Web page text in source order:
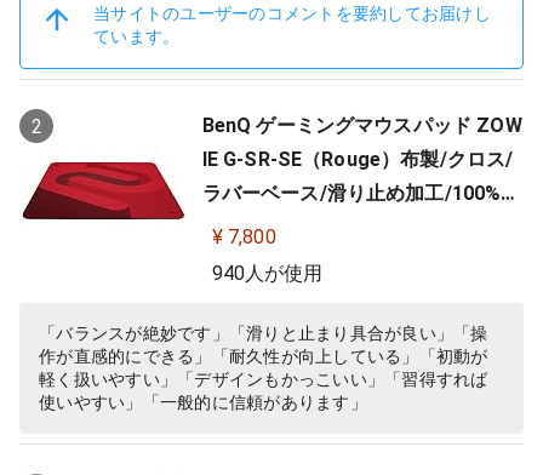
当サイトのユーザーのコメントを要約してお届けし
ています。
2
BenQ ゲーミングマウスパッド ZOW
IE G-SR-SE（Rouge）布製/クロス/
ラバーベース/滑り止め加工/100%フ
ルフラット/3.5mm
¥ 7,800
940人が使用
「バランスが絶妙です」「滑りと止まり具合が良い」「操
作が直感的にできる」「耐久性が向上している」「初動が
軽く扱いやすい」「デザインもかっこいい」「習得すれば
使いやすい」「一般的に信頼があります」